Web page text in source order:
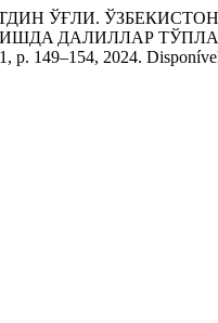
ЎҒЛИ.
ДAЛИЛЛAР
p. 149–154, 2024.